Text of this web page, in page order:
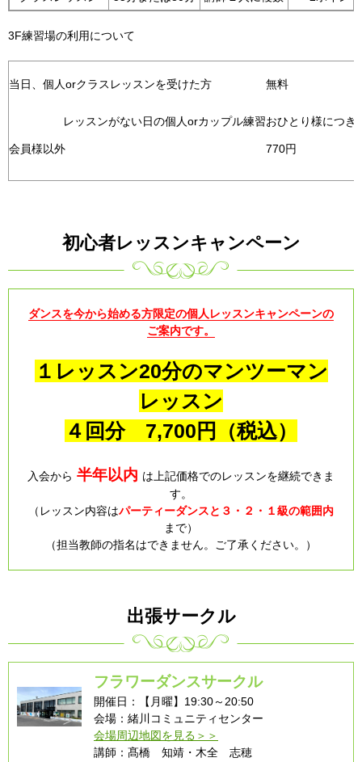
3F練習場の利用について
当日、個人orクラスレッスンを受けた方 無料
レッスンがない日の個人orカップル練習おひとり様につき
会員様以外 770円
初心者レッスンキャンペーン
ダンスを今から始める方限定の個人レッスンキャンペーンの
ご案内です。
１レッスン20分のマンツーマン
レッスン
４回分 7,700円（税込）
入会から 半年以内 は上記価格でのレッスンを継続できま
す。
（レッスン内容はパーティーダンスと３・ ２・１級の範囲内
まで）
（担当教師の指名はできません。ご了承ください。）
出張サークル
フラワーダンスサークル
開催日：【月曜】19:30～20:50
会場：緒川コミュニティセンター
会場周辺地図を見る＞＞
講師：髙橋 知靖・木全 志穂